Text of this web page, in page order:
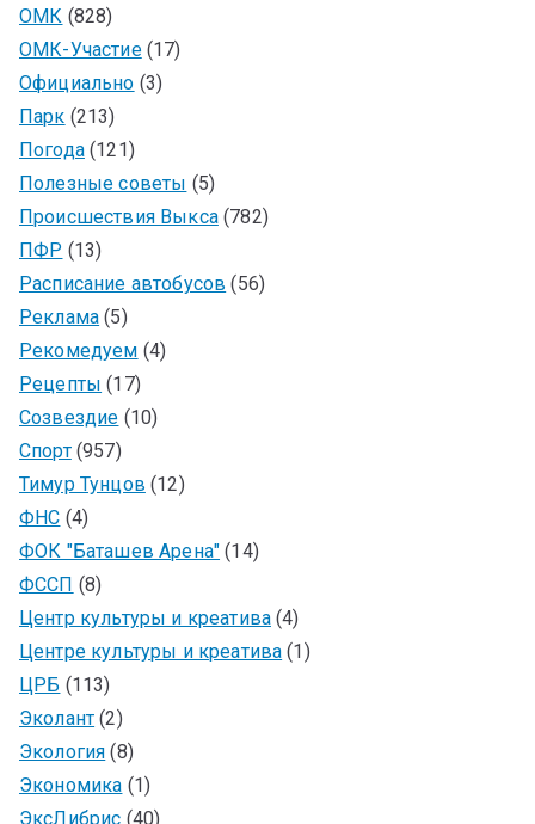
ОМК (828)
ОМК-Участие(17)
Официально (3)
Парк (213)
Погода(121)
Полезные советы (5)
Происшествия Выкса(782)
ПФР (13)
Расписание автобусов (56)
Реклама (5)
Рекомедуем (4)
Рецепты (17)
Созвездие (10)
Спорт(957)
Тимур Тунцов (12)
ФНС (4)
ФОК "Баташев Арена" (14)
ФССП (8)
Центр культуры и креатива (4)
Центре культуры и креатива (1)
ЦРБ (113)
Эколант (2)
Экология (8)
Экономика (1)
ЭксЛибрис (40)